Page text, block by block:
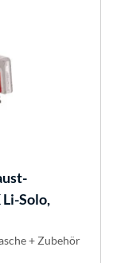
Solo,
+ Zubehör